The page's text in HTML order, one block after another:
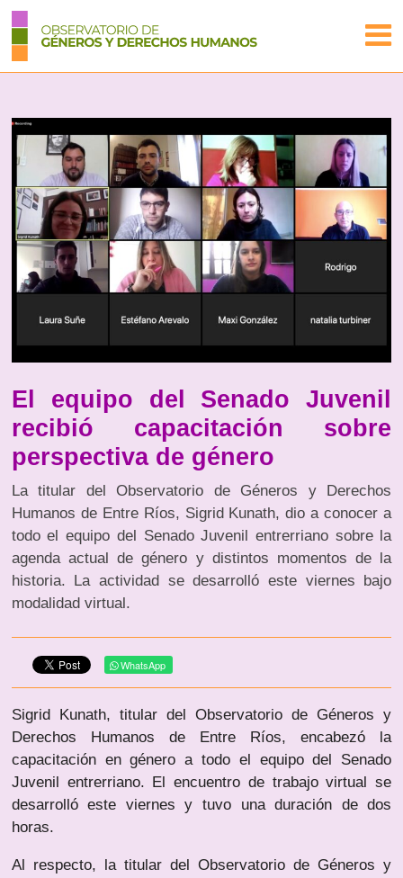
El equipo del Senado Juvenil
recibió capacitación sobre
perspectiva de género
La titular del Observatorio de Géneros y Derechos
Humanos de Entre Ríos, Sigrid Kunath, dio a conocer a
todo el equipo del Senado Juvenil entrerriano sobre la
agenda actual de género y distintos momentos de la
historia. La actividad se desarrolló este viernes bajo
modalidad virtual.
WhatsApp
Sigrid Kunath, titular del Observatorio de Géneros y
Derechos Humanos de Entre Ríos, encabezó la
capacitación en género a todo el equipo del Senado
Juvenil entrerriano. El encuentro de trabajo virtual se
desarrolló este viernes y tuvo una duración de dos
horas.
Al respecto, la titular del Observatorio de Géneros y